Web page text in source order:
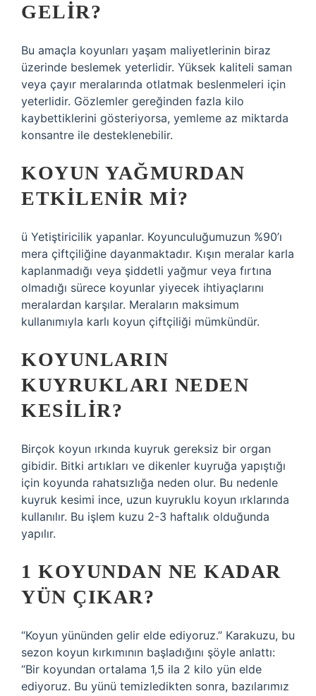
GELIR?
Bu amaçla koyunları yaşam maliyetlerinin biraz
üzerinde beslemek yeterlidir. Yüksek kaliteli saman
veya çayır meralarında otlatmak beslenmeleri için
yeterlidir. Gözlemler gereğinden fazla kilo
kaybettiklerini gösteriyorsa, yemleme az miktarda
konsantre ile desteklenebilir.
KOYUN YAĞMURDAN
ETKILENIR MI?
ü Yetiştiricilik yapanlar. Koyunculuğumuzun %90’ı
mera çiftçiliğine dayanmaktadır. Kışın meralar karla
kaplanmadığı veya şiddetli yağmur veya fırtına
olmadığı sürece koyunlar yiyecek ihtiyaçlarını
meralardan karşılar. Meraların maksimum
kullanımıyla karlı koyun çiftçiliği mümkündür.
KOYUNLARIN
KUYRUKLARI NEDEN
KESILIR?
Birçok koyun ırkında kuyruk gereksiz bir organ
gibidir. Bitki artıkları ve dikenler kuyruğa yapıştığı
için koyunda rahatsızlığa neden olur. Bu nedenle
kuyruk kesimi ince, uzun kuyruklu koyun ırklarında
kullanılır. Bu işlem kuzu 2-3 haftalık olduğunda
yapılır.
1 KOYUNDAN NE KADAR
YÜN ÇIKAR?
“Koyun yününden gelir elde ediyoruz.” Karakuzu, bu
sezon koyun kırkımının başladığını şöyle anlattı:
“Bir koyundan ortalama 1,5 ila 2 kilo yün elde
ediyoruz. Bu yünü temizledikten sonra, bazılarımız